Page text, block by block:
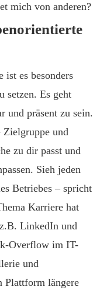
mich von anderen?
ist es besonders
setzen. Es geht
und präsent zu sein.
Zielgruppe und
zu dir passt und
Sieh jeden
Betriebes – spricht
Karriere hat
LinkedIn und
Overflow im IT-
und
Plattform längere